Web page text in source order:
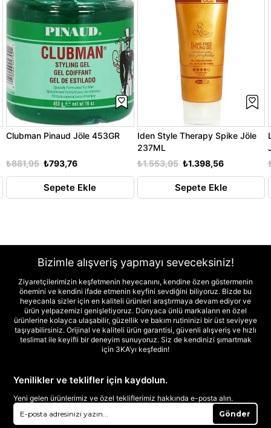
Clubman Pinaud Jöle 453GR
₺793,76
₺881,95
Sepete Ekle
Iden Style Therapy Spike Jöle
237ML
₺1.398,56
₺1.553,95
Sepete Ekle
Bizimle alışveriş yapmayı seveceksiniz!
Ziyaretçilerimizin keşfetmenin heyecanını, kendine özen göstermenin
önemini ve kendini ifade etmenin keyfini sevdiğini biliyoruz. Bizde bu
heyecanla sizler için en kaliteli ürünleri araştırmaya devam ediyor ve
ürün yelpazemizi genişletiyoruz. Dünyaca ünlü markaların en özel
ürünlerine kolayca ulaşabilir, güzellik ve bakım rutininizi bir üst seviyeye
taşıyabilirsiniz. Orijinal ve kaliteli ürün garantisi, güvenli alışveriş ve hızlı
teslimat ile keyifli bir deneyim sunuyoruz. Siz de kendinizi şımartmak
için 3KA’yı keşfedin!
Yenilikler ve teklifler için kaydolun.
Yeni gelen ürünlerimiz ve özel tekliflerimiz hakkında e-posta alın.
Gönder